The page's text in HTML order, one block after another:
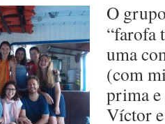
O
“farofa
uma
(com
prima
Víctor